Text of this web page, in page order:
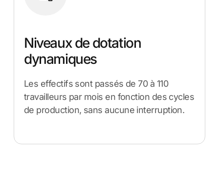
Niveaux de dotation
dynamiques
Les effectifs sont passés de 70 à 110
travailleurs par mois en fonction des cycles
de production, sans aucune interruption.